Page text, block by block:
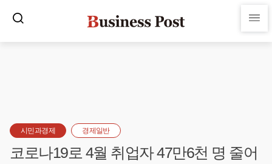
시민과경제 경제일반
코로나19로 4월 취업자 47만6천 명 줄어